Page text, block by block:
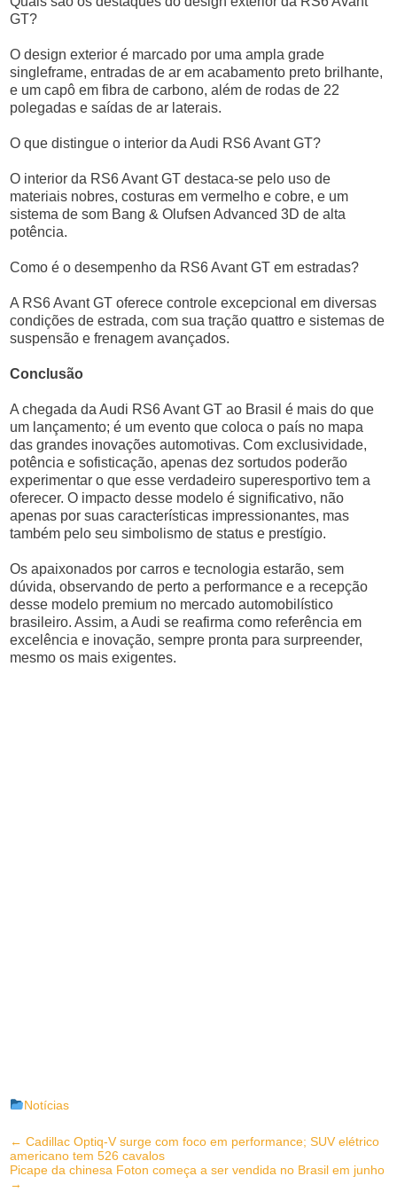
GT?
O design exterior é marcado por uma ampla grade
singleframe, entradas de ar em acabamento preto brilhante,
e um capô em fibra de carbono, além de rodas de 22
polegadas e saídas de ar laterais.
O que distingue o interior da Audi RS6 Avant GT?
O interior da RS6 Avant GT destaca-se pelo uso de
materiais nobres, costuras em vermelho e cobre, e um
sistema de som Bang & Olufsen Advanced 3D de alta
potência.
Como é o desempenho da RS6 Avant GT em estradas?
A RS6 Avant GT oferece controle excepcional em diversas
condições de estrada, com sua tração quattro e sistemas de
suspensão e frenagem avançados.
Conclusão
A chegada da Audi RS6 Avant GT ao Brasil é mais do que
um lançamento; é um evento que coloca o país no mapa
das grandes inovações automotivas. Com exclusividade,
potência e sofisticação, apenas dez sortudos poderão
experimentar o que esse verdadeiro superesportivo tem a
oferecer. O impacto desse modelo é significativo, não
apenas por suas características impressionantes, mas
também pelo seu simbolismo de status e prestígio.
Os apaixonados por carros e tecnologia estarão, sem
dúvida, observando de perto a performance e a recepção
desse modelo premium no mercado automobilístico
brasileiro. Assim, a Audi se reafirma como referência em
excelência e inovação, sempre pronta para surpreender,
mesmo os mais exigentes.
Notícias
Post
navigation
← Cadillac Optiq-V surge com foco em performance; SUV elétrico
americano tem 526 cavalos
Picape da chinesa Foton começa a ser vendida no Brasil em junho
→